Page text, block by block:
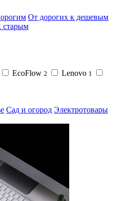
От дорогих к дешевым
старым
EcoFlow 2 Lenovo 1
Сад и огород Электротовары